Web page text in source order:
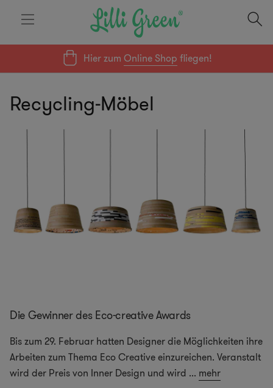
Hier zumOnline Shop fliegen!
Recycling-Möbel
Die Gewinner des Eco-creative Awards
Bis zum 29. Februar hatten Designer die Möglichkeiten ihre
Arbeiten zum Thema Eco Creative einzureichen. Veranstalt
wird der Preis von Inner Design und wird ... mehr